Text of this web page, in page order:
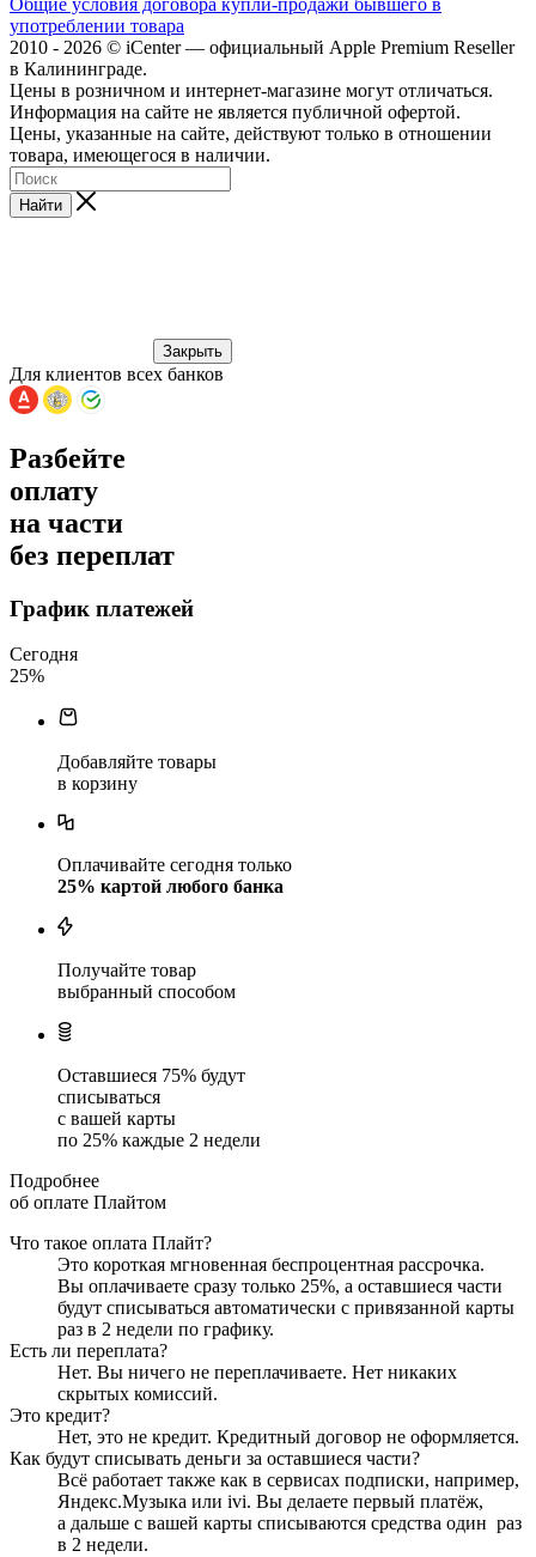
употреблении товара
2010 - 2026 © iCenter — официальный Apple Premium Reseller
в Калининграде.
Цены в розничном и интернет-магазине могут отличаться.
Информация на сайте не является публичной офертой.
Цены, указанные на сайте, действуют только в отношении
товара, имеющегося в наличии.
Найти
Закрыть
Для клиентов всех банков
Разбейте
оплату
на части
без переплат
График платежей
Сегодня
25%
Добавляйте товары
в корзину
Оплачивайте сегодня только
25% картой любого банка
Получайте товар
выбранный способом
Оставшиеся 75% будут
списываться
с вашей карты
по 25% каждые 2 недели
Подробнее
об оплате Плайтом
Что такое оплата Плайт?
Это короткая мгновенная беспроцентная рассрочка.
Вы оплачиваете сразу только 25%, а оставшиеся части
будут списываться автоматически с привязанной карты
раз в 2 недели по графику.
Есть ли переплата?
Нет. Вы ничего не переплачиваете. Нет никаких
скрытых комиссий.
Это кредит?
Нет, это не кредит. Кредитный договор не оформляется.
Как будут списывать деньги за оставшиеся части?
Всё работает также как в сервисах подписки, например,
Яндекс.Музыка или ivi. Вы делаете первый платёж,
а дальше с вашей карты списываются средства один раз
в 2 недели.